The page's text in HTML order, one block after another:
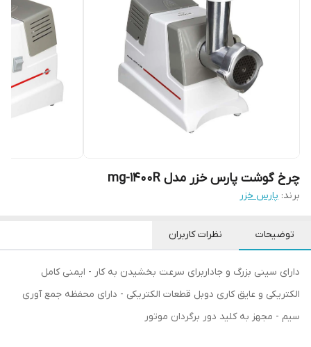
چرخ گوشت پارس خزر مدل mg-1400R
برند: پارس خزر
توضیحات نظرات کاربران
دارای سینی بزرگ و جاداربرای سرعت بخشیدن به کار - ایمنی کامل
الکتریکی و عایق کاری دوبل قطعات الکتریکی - دارای محفظه جمع آوری
سیم - مجهز به کلید دور برگردان موتور